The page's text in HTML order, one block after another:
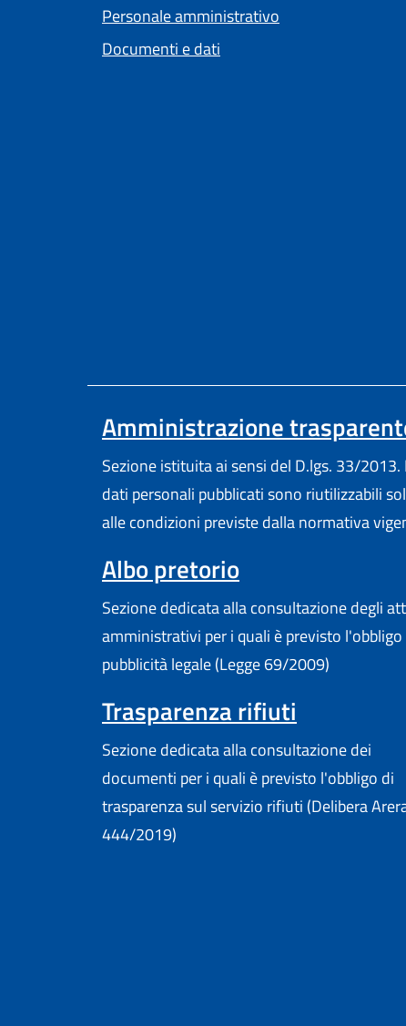
Personale amministrativo
Documenti e dati
Amministrazione
Sezione istituita ai sensi del D.lgs. 33/2013. I
dati personali pubblicati sono riutilizzabili
alle condizioni previste dalla normativa
Albo pretorio(apre in
Sezione dedicata alla consultazione degli
amministrativi per i quali è previsto l'obbligo
pubblicità legale (Legge 69/2009)
Trasparenza rifiuti
Sezione dedicata alla consultazione dei
documenti per i quali è previsto l'obbligo di
trasparenza sul servizio rifiuti (Delibera
444/2019)